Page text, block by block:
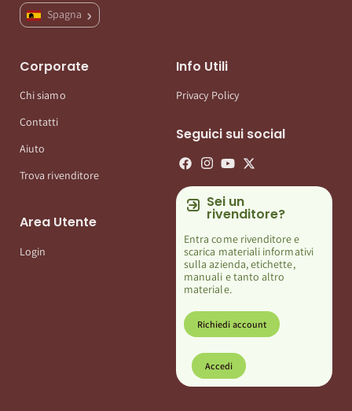
Spagna
Corporate
Chi siamo
Contatti
Aiuto
Trova rivenditore
Area Utente
Login
Info Utili
Privacy Policy
Seguici sui social
Sei un
rivenditore?
Entra come rivenditore e
scarica materiali informativi
sulla azienda, etichette,
manuali e tanto altro
materiale.
Richiedi account
Accedi